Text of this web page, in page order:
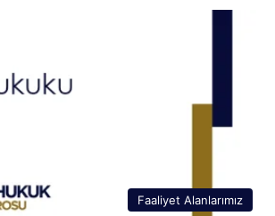
Faaliyet Alanlarımız